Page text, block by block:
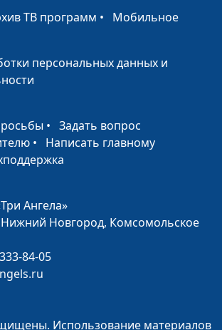
Алексей Ронжин, Витя
Калягин, Надя Малышева
Булатов, Надя Малышева
Сергеев, Надя Малышева
Алексей Ронжин, Надя
Малышева, Витя Калягин
Алексей Ронжин, Надя
Малышева, Витя Калягин
Алексей Ронжин, Надя
Алексей Ронжин, Надя #9
ТВ программ • Мобильное
персональных данных и
• Задать вопрос
• Написать главному
Ангела»
Нижний Новгород, Комсомольское
84-05
Использование материалов